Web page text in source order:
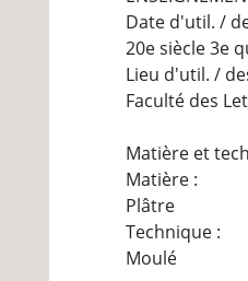
Date d'util. /
20e siècle 3e
Lieu d'util. /
Faculté des
Matière et
Matière :
Plâtre
Technique :
Moulé